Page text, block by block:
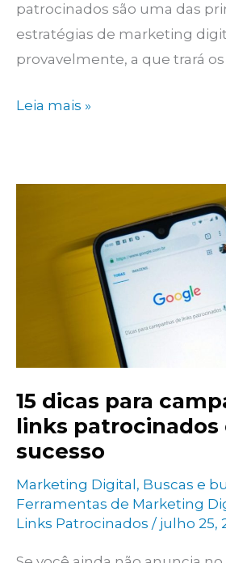
patrocinados são uma das
estratégias de marketing
provavelmente, a que trará
O
Leia mais »
15 dicas para
links patrocinados
sucesso
Marketing Digital, Buscas e
Ferramentas de Marketing
Links Patrocinados / julho 25,